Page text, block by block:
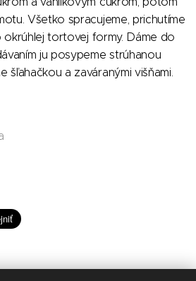
Všetko spracujeme, prichutíme
okrúhlej tortovej formy. Dáme do
ju posypeme strúhanou
šľahačkou a zaváranými višňami.